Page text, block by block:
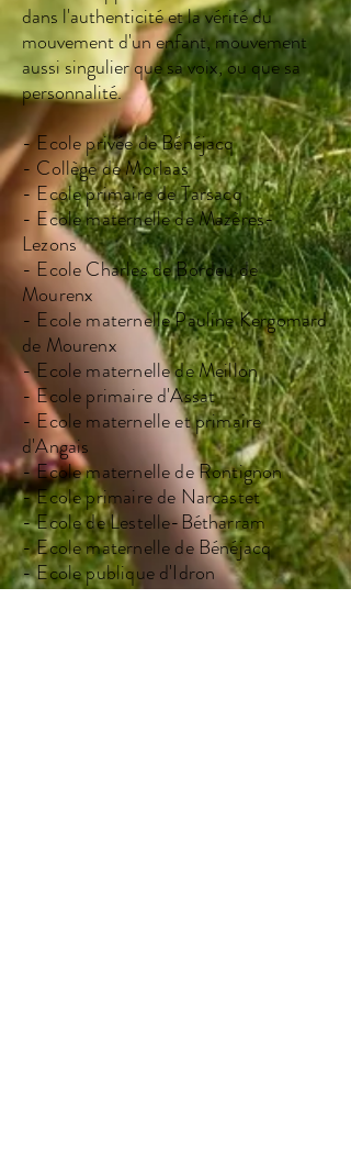
dans l'authenticité et la vérité du
mouvement d'un enfant, mouvement
aussi singulier que sa voix, ou que sa
personnalité.
- Ecole privée de Bénéjacq
- Collège de Morlaas
- Ecole primaire de Tarsacq
- Ecole maternelle de Mazères-
Lezons
- Ecole Charles de Bordeu de
Mourenx
- Ecole maternelle Pauline Kergomard
de Mourenx
- Ecole maternelle de Meillon
- Ecole primaire d'Assat
- Ecole maternelle et primaire
d'Angais
- Ecole maternelle de Rontignon
- Ecole primaire de Narcastet
- Ecole de Lestelle-Bétharram
- Ecole maternelle de Bénéjacq
- Ecole publique d'Idron
- Ecole publique de Morlaas